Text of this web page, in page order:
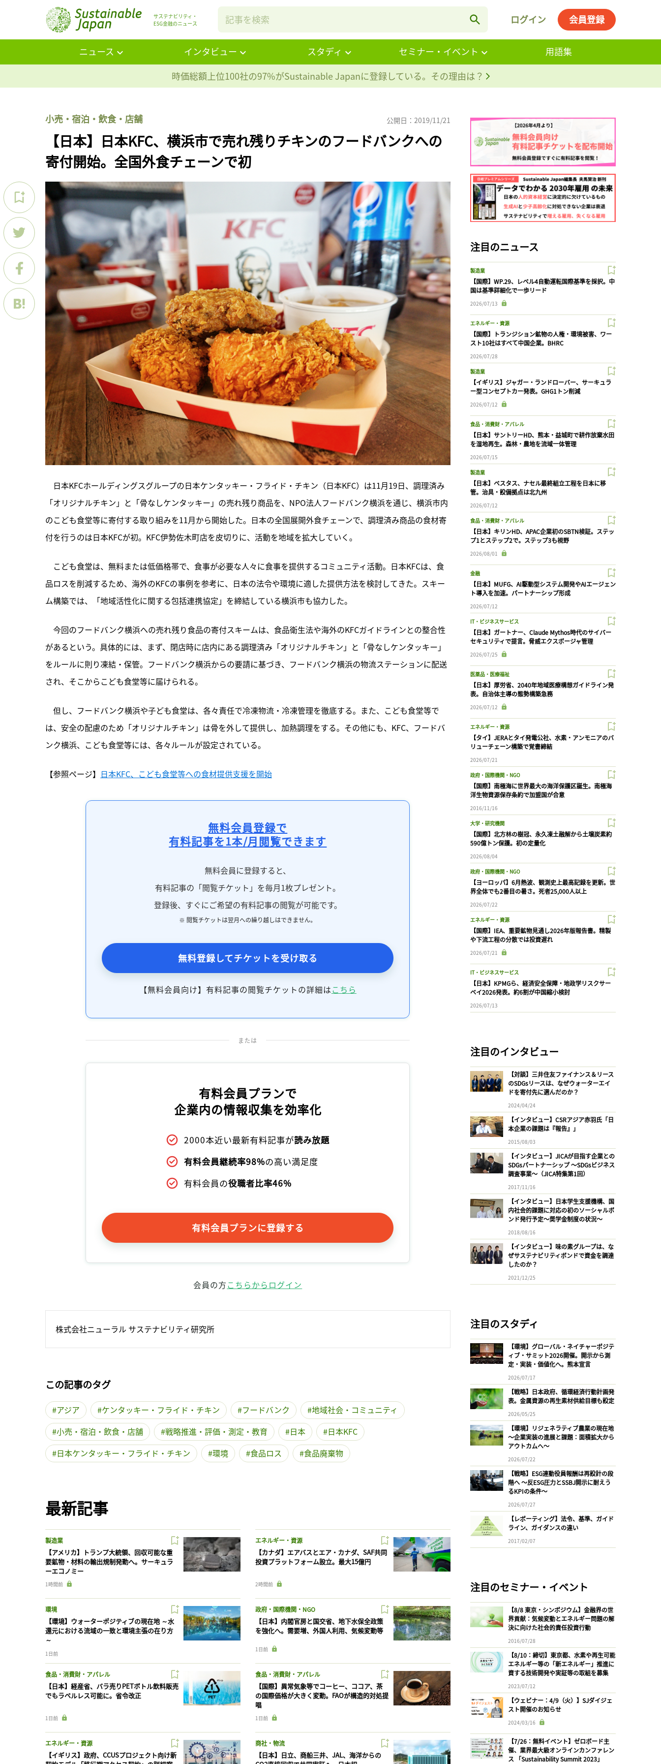
サステナビリティ・
ESG金融のニュース
ログイン 会員登録
ニュース インタビュー スタディ セミナー・イベント
用語集
時価総額上位100社の97%がSustainable Japanに登録している。その理由は？
小売・宿泊・飲食・店舗 公開日：2019/11/21
【日本】日本KFC、横浜市で売れ残りチキンのフードバンクへの
寄付開始。全国外食チェーンで初
日本KFCホールディングスグループの日本ケンタッキー・フライド・チキン（日本KFC）は11月19日、調理済み
「オリジナルチキン」と「骨なしケンタッキー」の売れ残り商品を、NPO法人フードバンク横浜を通じ、横浜市内
のこども食堂等に寄付する取り組みを11月から開始した。日本の全国展開外食チェーンで、調理済み商品の食材寄
付を行うのは日本KFCが初。KFC伊勢佐木町店を皮切りに、活動を地域を拡大していく。
こども食堂は、無料または低価格帯で、食事が必要な人々に食事を提供するコミュニティ活動。日本KFCは、食
品ロスを削減するため、海外のKFCの事例を参考に、日本の法令や環境に適した提供方法を検討してきた。スキー
ム構築では、「地域活性化に関する包括連携協定」を締結している横浜市も協力した。
今回のフードバンク横浜への売れ残り食品の寄付スキームは、食品衛生法や海外のKFCガイドラインとの整合性
があるという。具体的には、まず、閉店時に店内にある調理済み「オリジナルチキン」と「骨なしケンタッキー」
をルールに則り凍結・保管。フードバンク横浜からの要請に基づき、フードバンク横浜の物流ステーションに配送
され、そこからこども食堂等に届けられる。
但し、フードバンク横浜や子ども食堂は、各々責任で冷凍物流・冷凍管理を徹底する。また、こども食堂等で
は、安全の配慮のため「オリジナルチキン」は骨を外して提供し、加熱調理をする。その他にも、KFC、フードバ
ンク横浜、こども食堂等には、各々ルールが設定されている。
【参照ページ】 日本KFC、こども食堂等への食材提供支援を開始
無料会員登録で
有料記事を1本/月閲覧できます
無料会員に登録すると、
有料記事の「閲覧チケット」を毎月1枚プレゼント。
登録後、すぐにご希望の有料記事の閲覧が可能です。
※ 閲覧チケットは翌月への繰り越しはできません。
無料登録してチケットを受け取る
【無料会員向け】有料記事の閲覧チケットの詳細はこちら
または
有料会員プランで
企業内の情報収集を効率化
2000本近い最新有料記事が読み放題
有料会員継続率98%の高い満足度
有料会員の役職者比率46%
有料会員プランに登録する
会員の方こちらからログイン
株式会社ニューラル サステナビリティ研究所
この記事のタグ
アジア ケンタッキー・フライド・チキン フードバンク
地域社会・コミュニティ
小売・宿泊・飲食・店舗
戦略推進・評価・測定・教育 日本
日本KFC
日本ケンタッキー・フライド・チキン
環境 食品ロス 食品廃棄物
最新記事
製造業
【アメリカ】トランプ大統領、回収可能な重
要鉱物・材料の輸出規制発動へ。サーキュラ
ーエコノミー
1時間前
エネルギー・資源
【カナダ】エアバスとエア・カナダ、SAF共同
投資プラットフォーム設立。最大15億円
2時間前
環境
【環境】ウォーターポジティブの現在地 ～水
還元における流域の一致と環境主張の在り方
～
1日前
政府・国際機関・NGO
【日本】内閣官房と国交省、地下水保全政策
を強化へ。需要増、外国人利用、気候変動等
1日前
食品・消費財・アパレル
【日本】経産省、バラ売りPETボトル飲料販売
でもラベルレス可能に。省令改正
1日前
食品・消費財・アパレル
【国際】異常気象等でコーヒー、ココア、茶
の国際価格が大きく変動。FAOが構造的対処提
唱
1日前
エネルギー・資源
【イギリス】政府、CCUSプロジェクト向け新
商社・物流
【日本】日立、商船三井、JAL、海洋からの
注目のニュース
製造業
【国際】WP.29、レベル4自動運転国際基準を採択。中
国は基準詳細化で一歩リード
2026/07/13
エネルギー・資源
【国際】トランジション鉱物の人権・環境被害、ワー
スト10社はすべて中国企業。BHRC
2026/07/28
製造業
【イギリス】ジャガー・ランドローバー、サーキュラ
ー型コンセプトカー発表。GHG1トン削減
2026/07/12
食品・消費財・アパレル
【日本】サントリーHD、熊本・益城町で耕作放棄水田
を湿地再生。森林・農地を流域一体管理
2026/07/15
製造業
【日本】ベスタス、ナセル最終組立工程を日本に移
管。治具・設備拠点は北九州
2026/07/12
食品・消費財・アパレル
【日本】キリンHD、APAC企業初のSBTN検証。ステッ
プ1とステップ2で。ステップ3も視野
2026/08/01
金融
【日本】MUFG、AI駆動型システム開発やAIエージェン
ト導入を加速。パートナーシップ形成
2026/07/12
IT・ビジネスサービス
【日本】ガートナー、Claude Mythos時代のサイバー
セキュリティで提言。脅威エクスポージャ管理
2026/07/25
医薬品・医療福祉
【日本】厚労省、2040年地域医療構想ガイドライン発
表。自治体主導の態勢構築急務
2026/07/12
エネルギー・資源
【タイ】JERAとタイ発電公社、水素・アンモニアのバ
リューチェーン構築で覚書締結
2026/07/21
政府・国際機関・NGO
【国際】南極海に世界最大の海洋保護区誕生。南極海
洋生物資源保存条約で加盟国が合意
2016/11/16
大学・研究機関
【国際】北方林の樹冠、永久凍土融解から土壌炭素約
590億トン保護。初の定量化
2026/08/04
政府・国際機関・NGO
【ヨーロッパ】6月熱波、観測史上最高記録を更新。世
界全体でも2番目の暑さ。死者25,000人以上
2026/07/22
エネルギー・資源
【国際】IEA、重要鉱物見通し2026年版報告書。精製
や下流工程の分散では投資遅れ
2026/07/21
IT・ビジネスサービス
【日本】KPMGら、経済安全保障・地政学リスクサー
ベイ2026発表。約6割が中国縮小検討
2026/07/13
注目のインタビュー
【対談】三井住友ファイナンス＆リース
のSDGsリースは、なぜウォーターエイ
ドを寄付先に選んだのか？
2024/04/24
【インタビュー】CSRアジア赤羽氏「日
本企業の課題は『報告』」
2015/08/03
【インタビュー】JICAが目指す企業との
SDGsパートナーシップ 〜SDGsビジネス
調査事業〜（JICA特集第1回）
2017/11/16
【インタビュー】日本学生支援機構、国
内社会的課題に対応の初のソーシャルボ
ンド発行予定〜奨学金制度の状況〜
2018/08/16
【インタビュー】味の素グループは、な
ぜサステナビリティボンドで資金を調達
したのか？
2021/12/25
注目のスタディ
【環境】グローバル・ネイチャーポジテ
ィブ・サミット2026開催。開示から測
定・実装・価値化へ。熊本宣言
2026/07/17
【戦略】日本政府、循環経済行動計画発
表。金属資源の再生素材供給目標も設定
2026/05/25
【環境】リジェネラティブ農業の現在地
〜企業実装の進展と課題：面積拡大から
アウトカムへ〜
2026/07/22
【戦略】ESG連動役員報酬は再設計の段
階へ 〜反ESG圧力とSSBJ開示に耐えう
るKPIの条件〜
2026/07/27
【レポーティング】法令、基準、ガイド
ライン、ガイダンスの違い
2017/02/07
注目のセミナー・イベント
【8/8 東京・シンポジウム】金融界の世
界貢献：気候変動とエネルギー問題の解
決に向けた社会的責任投資行動
2016/07/28
【8/10：締切】東京都、水素や再生可能
エネルギー等の「新エネルギー」推進に
資する技術開発や実証等の取組を募集
2023/07/12
【ウェビナー：4/9（火）】SJダイジェ
スト開催のお知らせ
2024/03/16
【7/26：無料イベント】ゼロボード主
催、業界最大級オンラインカンファレン
ス 「Sustainability Summit 2023」
記事をお気に入りに保存するには
ログイン